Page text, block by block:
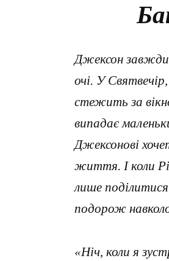
Джексон завжди
очі. У
стежить за
випадає
Джексонові
життя. І коли
лише
подорож
«Ніч, коли я